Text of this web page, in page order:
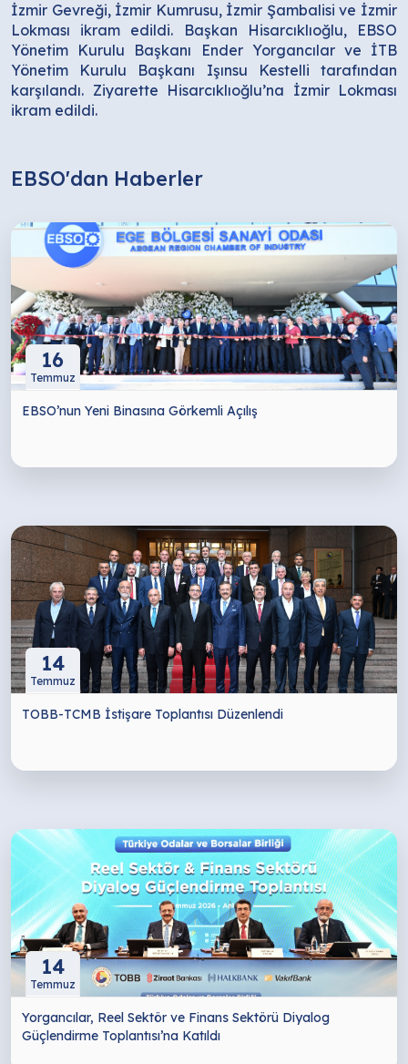
İzmir Gevreği, İzmir Kumrusu, İzmir Şambalisi ve İzmir
Lokması ikram edildi. Başkan Hisarcıklıoğlu, EBSO
Yönetim Kurulu Başkanı Ender Yorgancılar ve İTB
Yönetim Kurulu Başkanı Işınsu Kestelli tarafından
karşılandı. Ziyarette Hisarcıklıoğlu’na İzmir Lokması
ikram edildi.
EBSO'dan Haberler
16
Temmuz
EBSO’nun Yeni Binasına Görkemli Açılış
14
Temmuz
TOBB-TCMB İstişare Toplantısı Düzenlendi
14
Temmuz
Yorgancılar, Reel Sektör ve Finans Sektörü Diyalog
Güçlendirme Toplantısı’na Katıldı